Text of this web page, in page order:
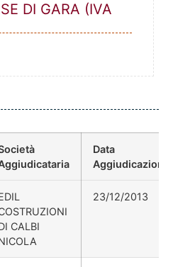
DI GARA (IVA
Data
Aggiudicazione
CALBI
23/12/2013